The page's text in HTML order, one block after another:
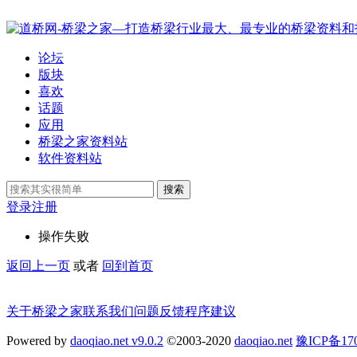
论坛
版块
喜欢
话题
应用
桥梁之家资料站
软件资料站
搜索
登录注册
操作失败
返回上一页 或者 回到首页
关于桥梁之家联系我们问题反馈程序建议
Powered by daoqiao.net v9.0.2 ©2003-2020 daoqiao.net 豫ICP备